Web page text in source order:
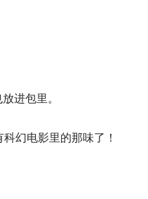
进包里。
幻电影里的那味了！